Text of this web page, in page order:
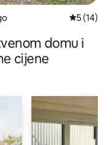
prosječna
5 (14)
domu i
cijene